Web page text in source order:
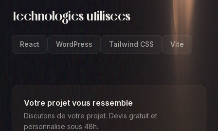
Technologies utilisees
React WordPress Tailwind CSS Vite
Votre projet vous ressemble
Discutons de votre projet. Devis gratuit et
personnalise sous 48h.